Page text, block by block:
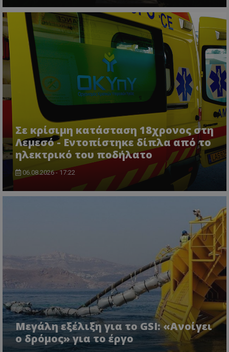
Σε κρίσιμη κατάσταση 18χρονος στη
Λεμεσό - Εντοπίστηκε δίπλα από το
ηλεκτρικό του ποδήλατο
06.08.2026 - 17:22
Μεγάλη εξέλιξη για το GSI: «Ανοίγει
ο δρόμος» για το έργο